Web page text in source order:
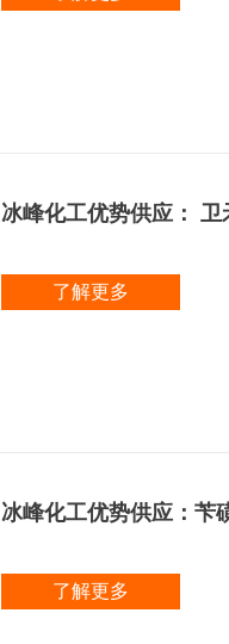
冰峰化工优势供应： 卫
了解更多
冰峰化工优势供应：苄
了解更多